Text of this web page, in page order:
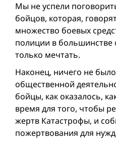
Мы не успели
бойцов, которая,
множество боевых
полиции в большинстве
только мечтать.
Наконец, ничего не
общественной
бойцы, как оказалось,
время для того, чтобы
жертв Катастрофы, и
пожертвования для